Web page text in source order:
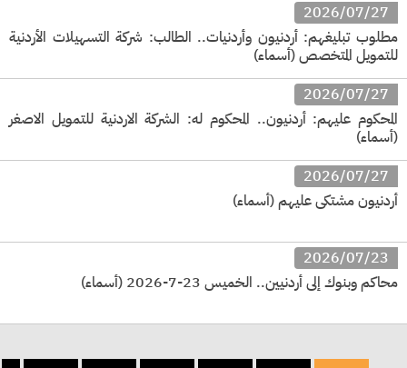
2026/07/27
مطلوب تبليغهم: أردنيون وأردنيات.. الطالب: شركة التسهيلات الأردنية
للتمويل المتخصص (أسماء)
2026/07/27
المحكوم عليهم: أردنيون.. المحكوم له: الشركة الاردنية للتمويل الاصغر
(أسماء)
2026/07/27
أردنيون مشتكى عليهم (أسماء)
2026/07/23
محاكم وبنوك إلى أردنيين.. الخميس 23-7-2026 (أسماء)